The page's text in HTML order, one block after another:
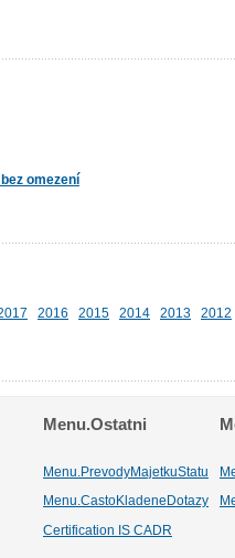
omezení
2016 2015 2014 2013 2012
Menu.Ostatni
Menu.PrevodyMajetkuStatu
Menu.CastoKladeneDotazy
Certification IS CADR